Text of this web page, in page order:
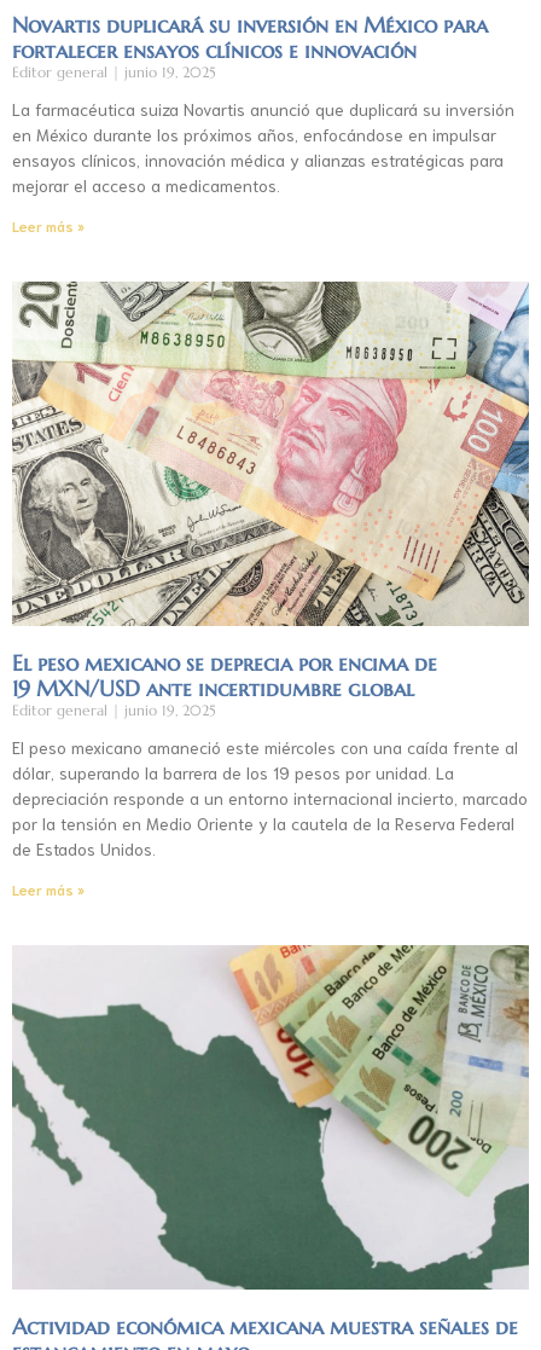
Novartis duplicará su inversión en México para
fortalecer ensayos clínicos e innovación
Editor general junio 19, 2025
La farmacéutica suiza Novartis anunció que duplicará su inversión
en México durante los próximos años, enfocándose en impulsar
ensayos clínicos, innovación médica y alianzas estratégicas para
mejorar el acceso a medicamentos.
Leer más »
El peso mexicano se deprecia por encima de
19 MXN/USD ante incertidumbre global
Editor general junio 19, 2025
El peso mexicano amaneció este miércoles con una caída frente al
dólar, superando la barrera de los 19 pesos por unidad. La
depreciación responde a un entorno internacional incierto, marcado
por la tensión en Medio Oriente y la cautela de la Reserva Federal
de Estados Unidos.
Leer más »
Actividad económica mexicana muestra señales de